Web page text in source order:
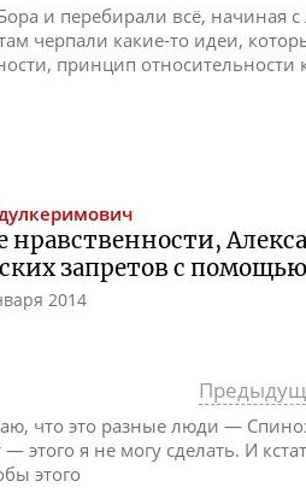
и перебирали всё, начиная с
черпали какие-то идеи,
принцип относительности
нравственности,
запретов с
2014
что это разные люди —
этого я не могу сделать. И
этого